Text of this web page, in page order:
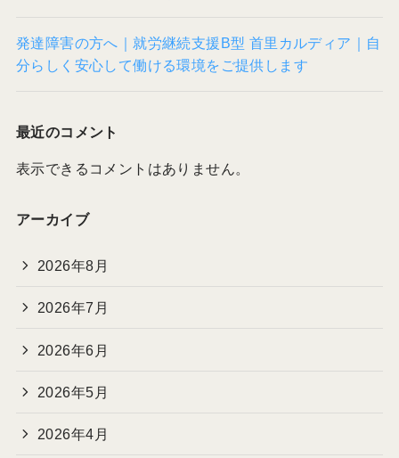
発達障害の方へ｜就労継続支援B型 首里カルディア｜自
分らしく安心して働ける環境をご提供します
最近のコメント
表示できるコメントはありません。
アーカイブ
2026年8月
2026年7月
2026年6月
2026年5月
2026年4月